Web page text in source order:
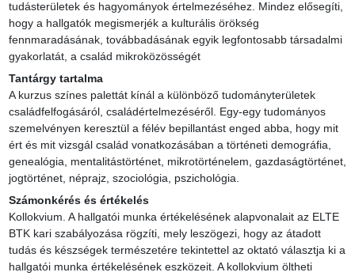
tudásterületek és hagyományok értelmezéséhez. Mindez elősegíti,
hogy a hallgatók megismerjék a kulturális örökség
fennmaradásának, továbbadásának egyik legfontosabb társadalmi
gyakorlatát, a család mikroközösségét
Tantárgy tartalma
A kurzus színes palettát kínál a különböző tudományterületek
családfelfogásáról, családértelmezéséről. Egy-egy tudományos
szemelvényen keresztül a félév bepillantást enged abba, hogy mit
ért és mit vizsgál család vonatkozásában a történeti demográfia,
genealógia, mentalitástörténet, mikrotörténelem, gazdaságtörténet,
jogtörténet, néprajz, szociológia, pszichológia.
Számonkérés és értékelés
Kollokvium. A hallgatói munka értékelésének alapvonalait az ELTE
BTK kari szabályozása rögzíti, mely leszögezi, hogy az átadott
tudás és készségek természetére tekintettel az oktató választja ki a
hallgatói munka értékelésének eszközeit. A kollokvium öltheti